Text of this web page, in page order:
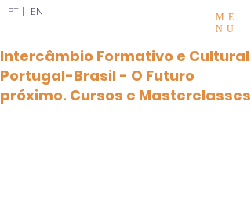
PT | EN
ME
NU
Intercâmbio Formativo e Cultural
Portugal-Brasil - O Futuro
próximo. Cursos e Masterclasses